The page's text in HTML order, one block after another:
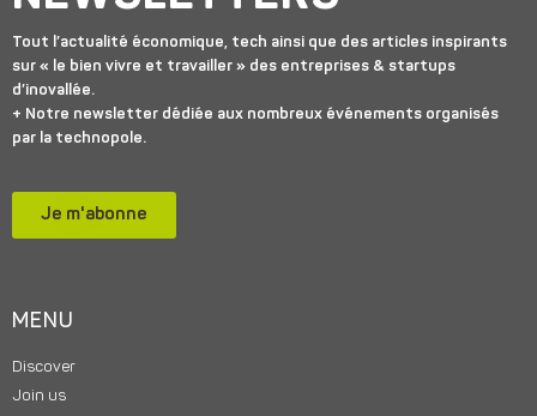
Tout l’actualité économique, tech ainsi que des articles inspirants
sur « le bien vivre et travailler » des entreprises & startups
d’inovallée.
+ Notre newsletter dédiée aux nombreux événements organisés
par la technopole.
Je m'abonne
MENU
Discover
Join us